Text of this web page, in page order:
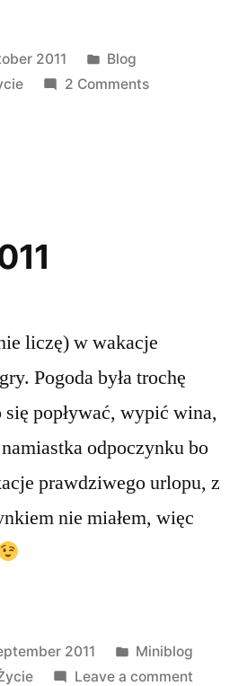
2011
Posted
in
Blog
2 Commentson
liczę) w wakacje
Pogoda była trochę
się popływać, wypić wina,
odpoczynku bo
prawdziwego urlopu, z
nie miałem, więc
2011
Posted
in
Miniblog
Leave a commenton